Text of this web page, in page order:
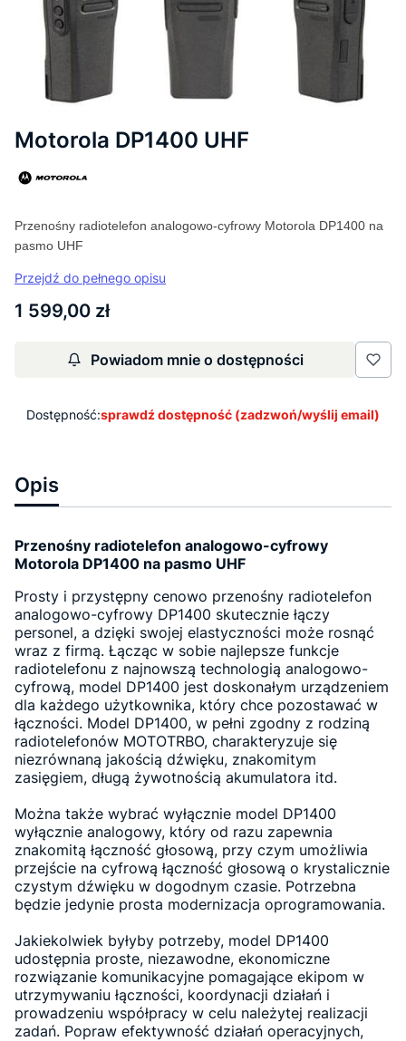
Motorola DP1400 UHF
Przenośny radiotelefon analogowo-cyfrowy Motorola DP1400 na
pasmo UHF
Przejdź do pełnego opisu
Cena
1 599,00 zł
Powiadom mnie o dostępności
Dostępność:sprawdź dostępność (zadzwoń/wyślij email)
Opis
Przenośny radiotelefon analogowo-cyfrowy
Motorola DP1400 na pasmo UHF
Prosty i przystępny cenowo przenośny radiotelefon
analogowo-cyfrowy DP1400 skutecznie łączy
personel, a dzięki swojej elastyczności może rosnąć
wraz z firmą. Łącząc w sobie najlepsze funkcje
radiotelefonu z najnowszą technologią analogowo-
cyfrową, model DP1400 jest doskonałym urządzeniem
dla każdego użytkownika, który chce pozostawać w
łączności. Model DP1400, w pełni zgodny z rodziną
radiotelefonów MOTOTRBO, charakteryzuje się
niezrównaną jakością dźwięku, znakomitym
zasięgiem, długą żywotnością akumulatora itd.
Można także wybrać wyłącznie model DP1400
wyłącznie analogowy, który od razu zapewnia
znakomitą łączność głosową, przy czym umożliwia
przejście na cyfrową łączność głosową o krystalicznie
czystym dźwięku w dogodnym czasie. Potrzebna
będzie jedynie prosta modernizacja oprogramowania.
Jakiekolwiek byłyby potrzeby, model DP1400
udostępnia proste, niezawodne, ekonomiczne
rozwiązanie komunikacyjne pomagające ekipom w
utrzymywaniu łączności, koordynacji działań i
prowadzeniu współpracy w celu należytej realizacji
zadań. Popraw efektywność działań operacyjnych,